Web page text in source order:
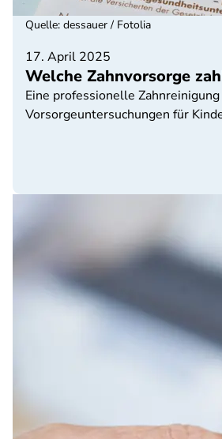
17. April 2025
Welche Zahnvorsorge
Eine professionelle
Vorsorgeuntersuchungen für
Quelle: dessauer / Fotolia